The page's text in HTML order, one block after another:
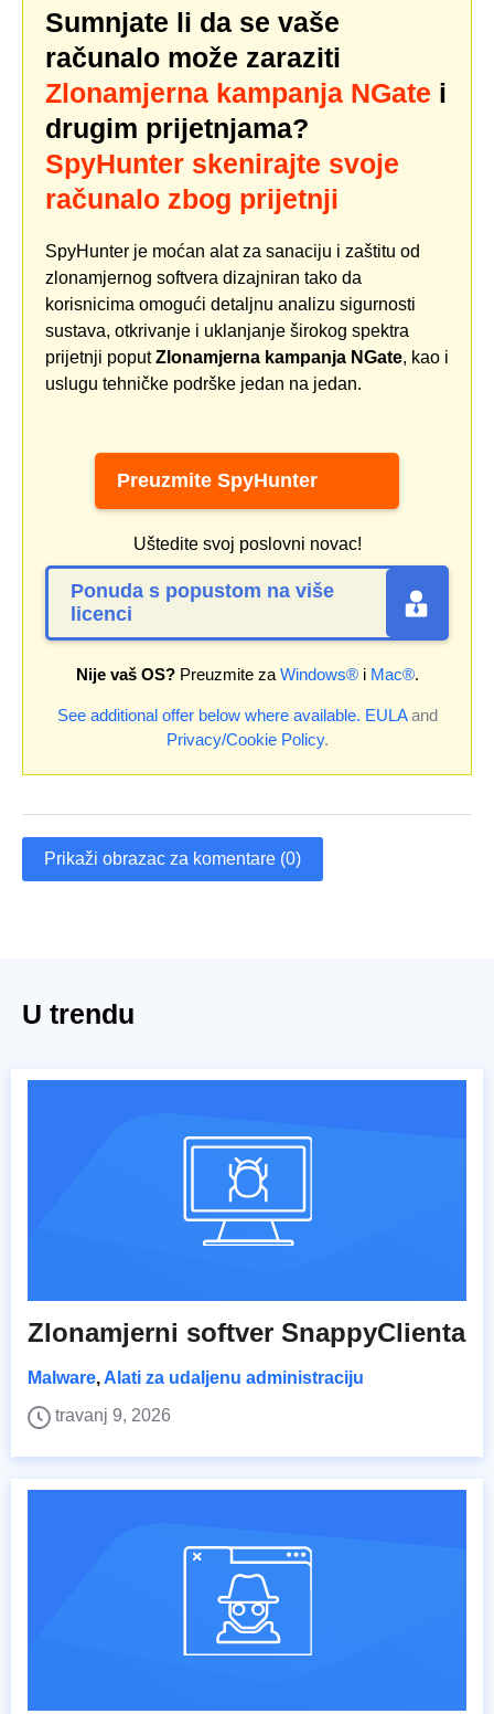
Sumnjate li da se vaše
računalo može zaraziti
Zlonamjerna kampanja NGate i
drugim prijetnjama?
SpyHunter skenirajte svoje
računalo zbog prijetnji
SpyHunter je moćan alat za sanaciju i zaštitu od
zlonamjernog softvera dizajniran tako da
korisnicima omogući detaljnu analizu sigurnosti
sustava, otkrivanje i uklanjanje širokog spektra
prijetnji poputZlonamjerna kampanja NGate, kao i
uslugu tehničke podrške jedan na jedan.
Preuzmite SpyHunter
Uštedite svoj poslovni novac!
Ponuda s popustom na više
licenci
Nije vaš OS?Preuzmite za Windows®i Mac®.
See additional offer below where available. EULAand
Privacy/Cookie Policy.
Prikaži obrazac za komentare (0)
U trendu
Zlonamjerni softver SnappyClienta
Malware, Alati za udaljenu administraciju
travanj 9, 2026